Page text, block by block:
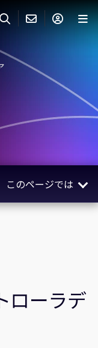
せ
このページでは
概要
ローラデ